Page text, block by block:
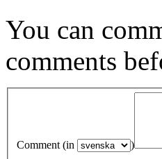
You can
comments
Comment (in )